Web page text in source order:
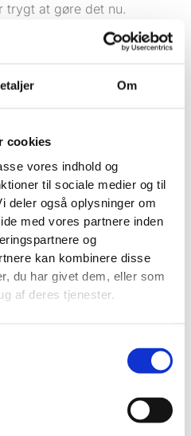
Om
cookies
vores indhold og
til sociale medier og til
deler også oplysninger om
med vores partnere inden
og
kan kombinere disse
du har givet dem, eller som
af deres tjenester.
trygt at gøre det nu.
Mange mister leads,
er det sjældent
der ofte bliver testet:
ikke en engangsopgave.
hypotese er klar, bliver den
eller en ny version af